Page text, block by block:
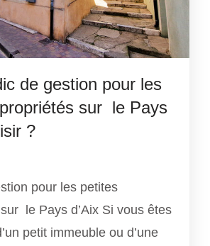
de gestion pour les
sur le Pays
?
pour les petites
le Pays d’Aix Si vous êtes
petit immeuble ou d’une